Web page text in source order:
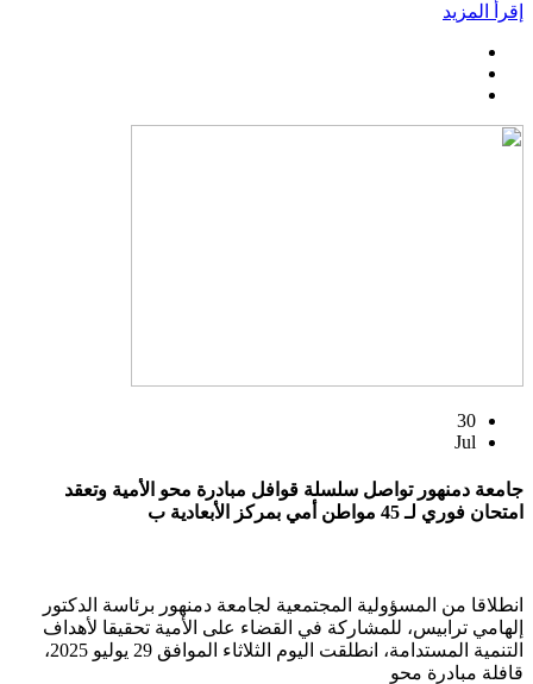
إقرأ المزيد
30
Jul
جامعة دمنهور تواصل سلسلة قوافل مبادرة محو الأمية وتعقد
امتحان فوري لـ 45 مواطن أمي بمركز الأبعادية ب
انطلاقا من المسؤولية المجتمعية لجامعة دمنهور برئاسة الدكتور
إلهامي ترابيس، للمشاركة في القضاء على الأمية تحقيقا لأهداف
التنمية المستدامة، انطلقت اليوم الثلاثاء الموافق 29 يوليو 2025،
قافلة مبادرة محو